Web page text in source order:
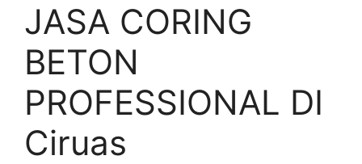
JASA CORING
BETON
PROFESSIONAL DI
Ciruas